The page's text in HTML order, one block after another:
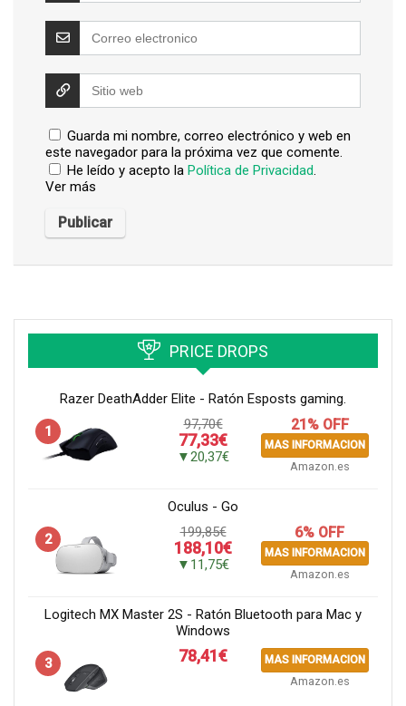
Guarda mi nombre, correo electrónico y web en
este navegador para la próxima vez que comente.
He leído y acepto la Política de Privacidad
Ver más
PRICE DROPS
Razer DeathAdder Elite - Ratón Esposts gaming.
1
97,70€
77,33€
▼20,37€
21% OFF
MAS INFORMACION
Amazon.es
Oculus - Go
2
199,85€
188,10€
▼11,75€
6% OFF
MAS INFORMACION
Amazon.es
Logitech MX Master 2S - Ratón Bluetooth para Mac y
Windows
3
78,41€ MAS INFORMACION
Amazon.es